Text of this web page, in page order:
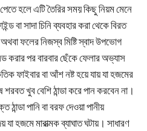
হলে এটি তৈরির সময় কিছু নিয়ম মেনে
বা সাদা চিনি ব্যবহার করা থেকে বিরত
ফলের নিজস্ব মিষ্টি স্বাদ উপভোগ
করার পর বারবার ছেঁকে ফেলার অভ্যাস
ফাইবার বা আঁশ নষ্ট হয়ে যায় যা হজমের
খুব বেশি ঠান্ডা করে পান করবেন না।
ঠান্ডা পানি বা বরফ দেওয়া পানীয়
হজমে মারাত্মক ব্যাঘাত ঘটায়। সাধারণ